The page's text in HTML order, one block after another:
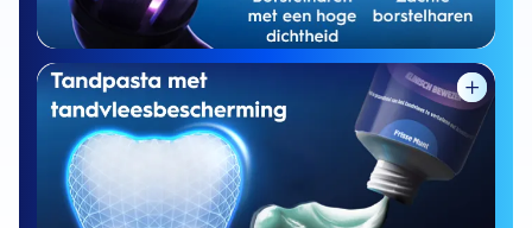
4.000 ultradunne
en zachte borstelharen, ontworpen om
langs de tandvleesrand